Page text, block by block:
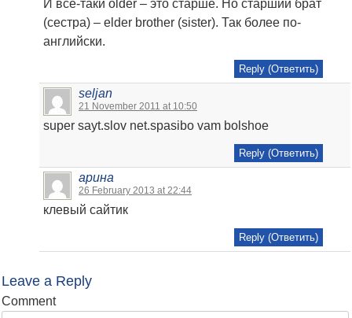
И все-таки older – это старше. Но старший брат
(сестра) – elder brother (sister). Так более по-
английски.
Reply (Ответить)
seljan
21 November 2011 at 10:50
super sayt.slov net.spasibo vam bolshoe
Reply (Ответить)
арина
26 February 2013 at 22:44
клевый сайтик
Reply (Ответить)
Leave a Reply
Comment